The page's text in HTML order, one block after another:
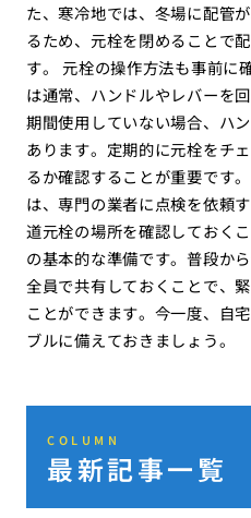
た、寒冷地では、冬場に配管
るため、元栓を閉めることで
す。 元栓の操作方法も事前に
は通常、ハンドルやレバーを
期間使用していない場合、ハ
あります。定期的に元栓をチ
るか確認することが重要です
は、専門の業者に点検を依頼
道元栓の場所を確認しておく
の基本的な準備です。普段か
全員で共有しておくことで、
ことができます。今一度、自
ブルに備えておきましょう。
COLUMN
最新記事一覧